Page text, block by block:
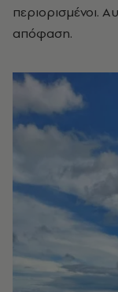
περιορισμένοι.
απόφαση.